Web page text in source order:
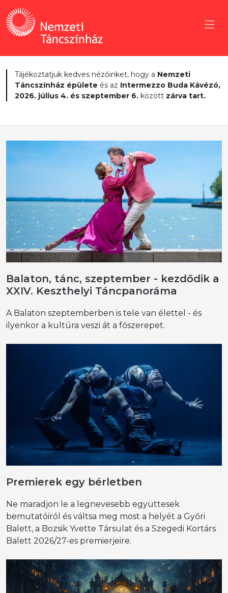
Tájékoztatjuk kedves nézőinket, hogy a Nemzeti
Táncszínház épülete és az Intermezzo Buda Kávézó,
2026. július 4. és szeptember 6. között zárva tart.
Balaton, tánc, szeptember - kezdődik a
XXIV. Keszthelyi Táncpanoráma
A Balaton szeptemberben is tele van élettel - és
ilyenkor a kultúra veszi át a főszerepet.
Premierek egy bérletben
Ne maradjon le a legnevesebb együttesek
bemutatóiról és váltsa meg most a helyét a Győri
Balett, a Bozsik Yvette Társulat és a Szegedi Kortárs
Balett 2026/27-es premierjeire.